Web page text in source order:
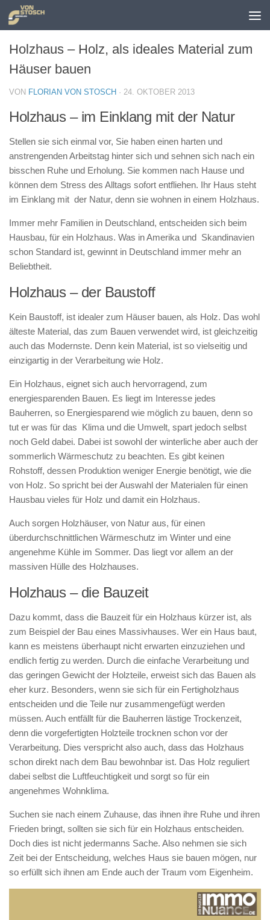
Zum Inhalt springen
Holzhaus – Holz, als ideales Material zum
Häuser bauen
VON FLORIAN VON STOSCH · 24. OKTOBER 2013
Holzhaus – im Einklang mit der Natur
Stellen sie sich einmal vor, Sie haben einen harten und
anstrengenden Arbeitstag hinter sich und sehnen sich nach ein
bisschen Ruhe und Erholung. Sie kommen nach Hause und
können dem Stress des Alltags sofort entfliehen. Ihr Haus steht
im Einklang mit der Natur, denn sie wohnen in einem Holzhaus.
Immer mehr Familien in Deutschland, entscheiden sich beim
Hausbau, für ein Holzhaus. Was in Amerika und Skandinavien
schon Standard ist, gewinnt in Deutschland immer mehr an
Beliebtheit.
Holzhaus – der Baustoff
Kein Baustoff, ist idealer zum Häuser bauen, als Holz. Das wohl
älteste Material, das zum Bauen verwendet wird, ist gleichzeitig
auch das Modernste. Denn kein Material, ist so vielseitig und
einzigartig in der Verarbeitung wie Holz.
Ein Holzhaus, eignet sich auch hervorragend, zum
energiesparenden Bauen. Es liegt im Interesse jedes
Bauherren, so Energiesparend wie möglich zu bauen, denn so
tut er was für das Klima und die Umwelt, spart jedoch selbst
noch Geld dabei. Dabei ist sowohl der winterliche aber auch der
sommerlich Wärmeschutz zu beachten. Es gibt keinen
Rohstoff, dessen Produktion weniger Energie benötigt, wie die
von Holz. So spricht bei der Auswahl der Materialen für einen
Hausbau vieles für Holz und damit ein Holzhaus.
Auch sorgen Holzhäuser, von Natur aus, für einen
überdurchschnittlichen Wärmeschutz im Winter und eine
angenehme Kühle im Sommer. Das liegt vor allem an der
massiven Hülle des Holzhauses.
Holzhaus – die Bauzeit
Dazu kommt, dass die Bauzeit für ein Holzhaus kürzer ist, als
zum Beispiel der Bau eines Massivhauses. Wer ein Haus baut,
kann es meistens überhaupt nicht erwarten einzuziehen und
endlich fertig zu werden. Durch die einfache Verarbeitung und
das geringen Gewicht der Holzteile, erweist sich das Bauen als
eher kurz. Besonders, wenn sie sich für ein Fertigholzhaus
entscheiden und die Teile nur zusammengefügt werden
müssen. Auch entfällt für die Bauherren lästige Trockenzeit,
denn die vorgefertigten Holzteile trocknen schon vor der
Verarbeitung. Dies verspricht also auch, dass das Holzhaus
schon direkt nach dem Bau bewohnbar ist. Das Holz reguliert
dabei selbst die Luftfeuchtigkeit und sorgt so für ein
angenehmes Wohnklima.
Suchen sie nach einem Zuhause, das ihnen ihre Ruhe und ihren
Frieden bringt, sollten sie sich für ein Holzhaus entscheiden.
Doch dies ist nicht jedermanns Sache. Also nehmen sie sich
Zeit bei der Entscheidung, welches Haus sie bauen mögen, nur
so erfüllt sich ihnen am Ende auch der Traum vom Eigenheim.